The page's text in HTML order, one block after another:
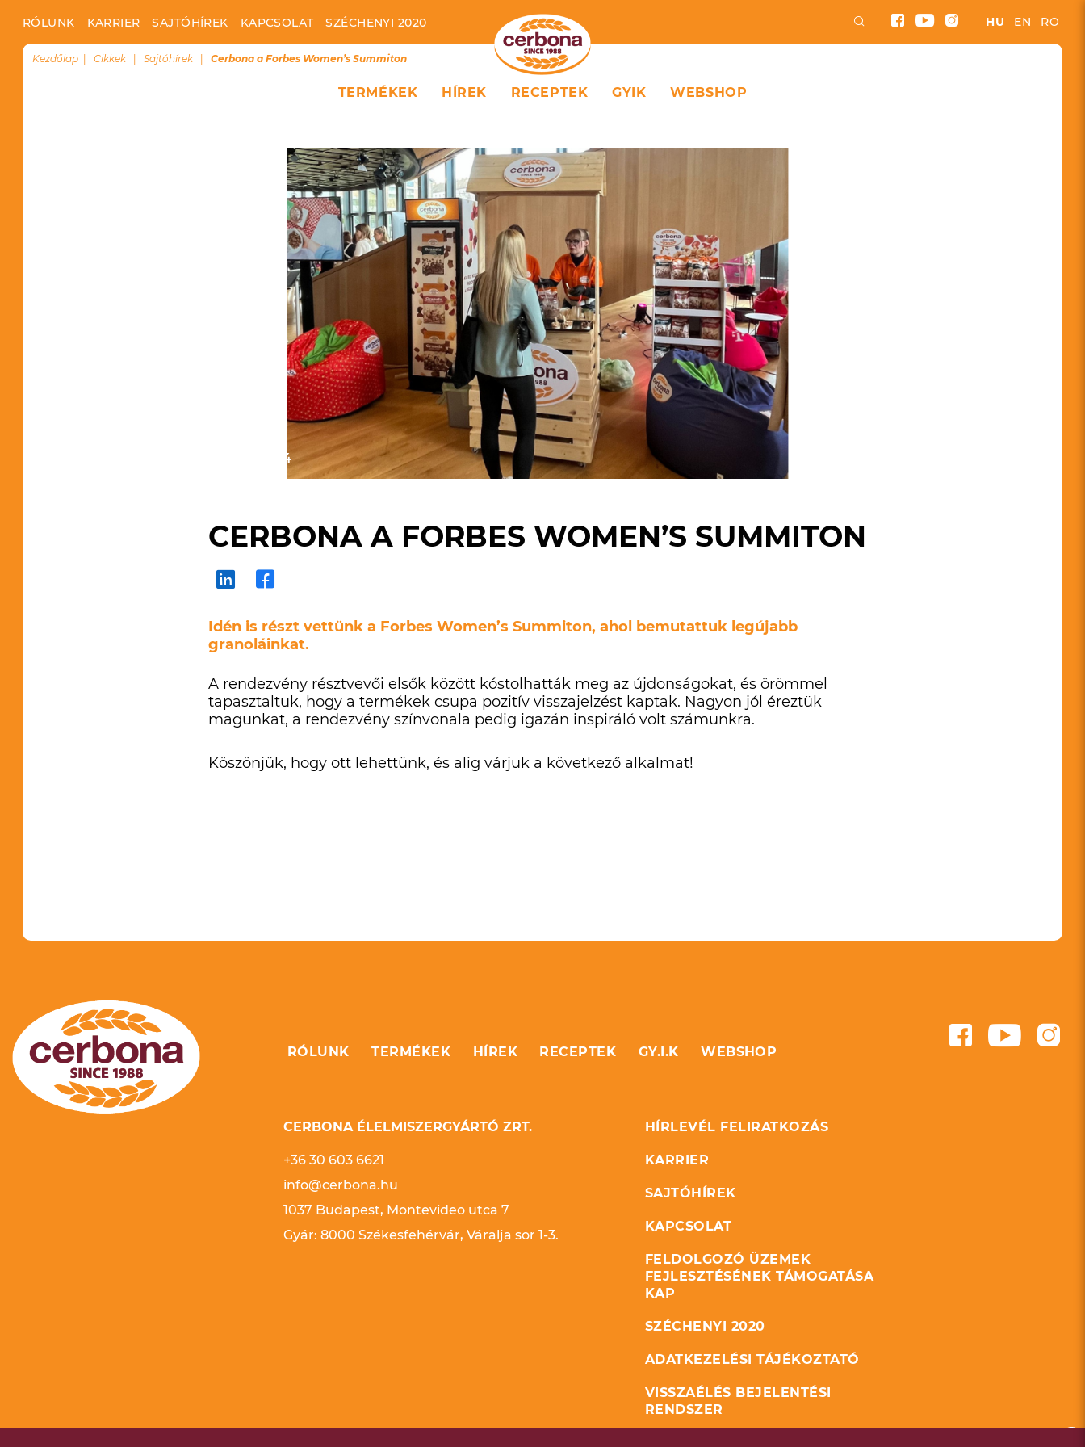
RÓLUNK KARRIER SAJTÓHÍREK KAPCSOLAT SZÉCHENYI 2020 HU EN RO
TERMÉKEK HÍREK RECEPTEK GYIK WEBSHOP
Kezdőlap Cikkek Sajtóhírek Cerbona a Forbes Women’s Summiton
2025.04.14
CERBONA A FORBES WOMEN’S SUMMITON
Idén is részt vettünk a Forbes Women’s Summiton, ahol bemutattuk legújabb
granoláinkat.
A rendezvény résztvevői elsők között kóstolhatták meg az újdonságokat, és örömmel
tapasztaltuk, hogy a termékek csupa pozitív visszajelzést kaptak. Nagyon jól éreztük
magunkat, a rendezvény színvonala pedig igazán inspiráló volt számunkra.
Köszönjük, hogy ott lehettünk, és alig várjuk a következő alkalmat!
RÓLUNK TERMÉKEK HÍREK RECEPTEK GY.I.K WEBSHOP
CERBONA ÉLELMISZERGYÁRTÓ ZRT.
+36 30 603 6621
info@cerbona.hu
1037 Budapest, Montevideo utca 7
Gyár: 8000 Székesfehérvár, Váralja sor 1-3.
HÍRLEVÉL FELIRATKOZÁS
KARRIER
SAJTÓHÍREK
KAPCSOLAT
FELDOLGOZÓ ÜZEMEK
FEJLESZTÉSÉNEK TÁMOGATÁSA
KAP
SZÉCHENYI 2020
ADATKEZELÉSI TÁJÉKOZTATÓ
VISSZAÉLÉS BEJELENTÉSI
RENDSZER